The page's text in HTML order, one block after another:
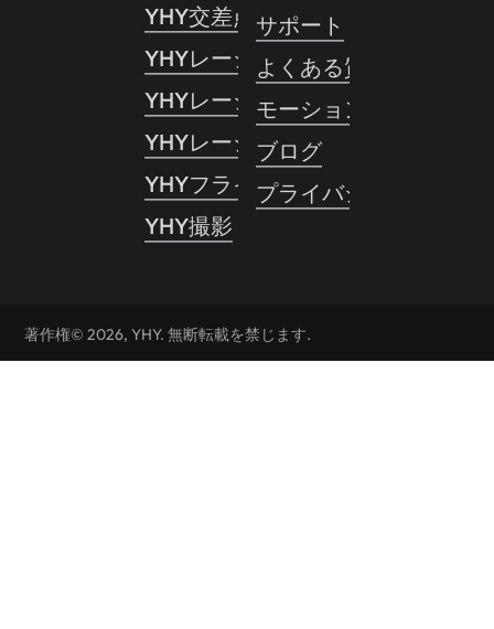
YHY交差点 1
YHYレーシング
YHYレーシングVR
YHYレーシングプロ
YHYフライト
YHY撮影
サポート
よくある質問
モーションコントロー
ブログ
プライバシーポリシー
著作権© 2026, YHY. 無断転載を禁じます.